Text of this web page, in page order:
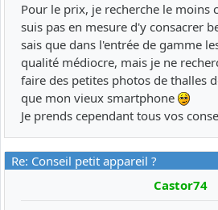
Pour le prix, je recherche le moins
suis pas en mesure d'y consacrer
sais que dans l'entrée de gamme
qualité médiocre, mais je ne
faire des petites photos de thalles
que mon vieux smartphone
Je prends cependant tous vos
Re: Conseil petit appareil ?
Castor74